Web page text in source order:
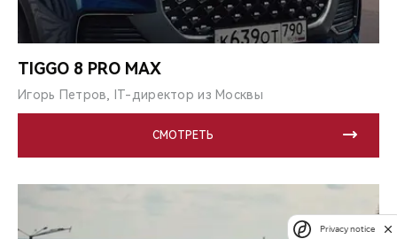
TIGGO 8 PRO MAX
Игорь Петров, IT-директор из Москвы
СМОТРЕТЬ
Privacy notice